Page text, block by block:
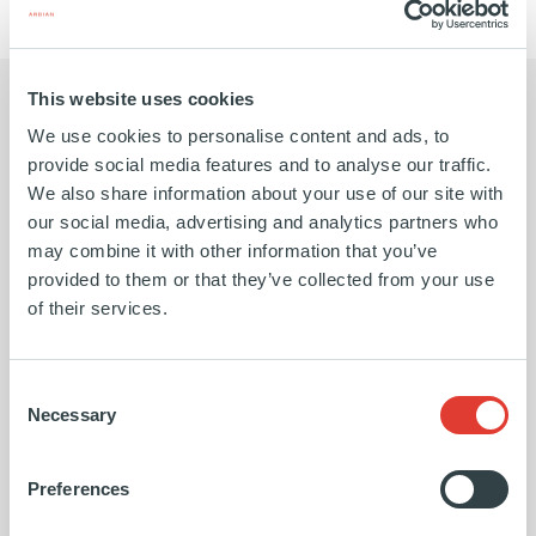
This website uses cookies
We use cookies to personalise content and ads, to
provide social media features and to analyse our traffic.
We also share information about your use of our site with
our social media, advertising and analytics partners who
may combine it with other information that you’ve
provided to them or that they’ve collected from your use
of their services.
Selection
Necessary
Preferences
Nous avons eu de nombreuses
conversations avec des fonds
d'investissement privés, mais c'est
l'équipe d'Ardian Growth qui s'est
nous, elle avait une vision à long
Cet
de